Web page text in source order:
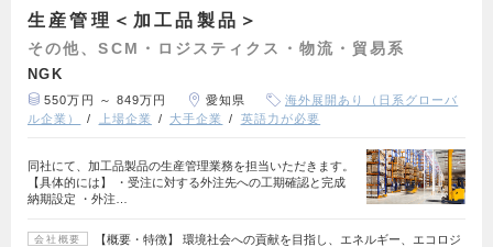
生産管理＜加工品製品＞
その他、SCM・ロジスティクス・物流・貿易系
NGK
550万円 ～ 849万円 愛知県
海外展開あり（日系グローバ
ル企業）
上場企業 大手企業 英語力が必要
同社にて、加工品製品の生産管理業務を担当いただきます。
【具体的には】 ・受注に対する外注先への工期確認と完成
納期設定 ・外注…
会社概要
【概要・特徴】 環境社会への貢献を目指し、エネルギー、エコロジ